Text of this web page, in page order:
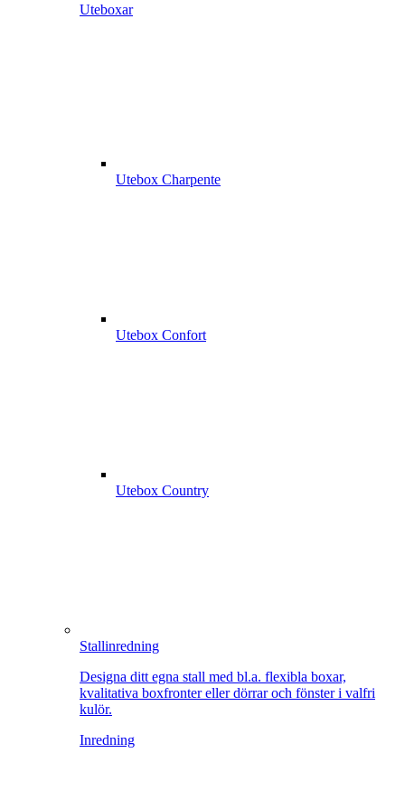
Uteboxar
Utebox Charpente
Utebox Confort
Utebox Country
Stallinredning
Designa ditt egna stall med bl.a. flexibla boxar,
kvalitativa boxfronter eller dörrar och fönster i valfri
kulör.
Inredning